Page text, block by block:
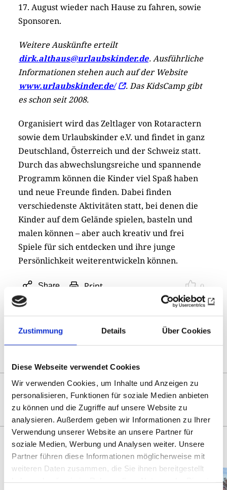
Zustimmung Details Über Cookies
Diese Webseite verwendet Cookies
Wir verwenden Cookies, um Inhalte und Anzeigen zu
personalisieren, Funktionen für soziale Medien anbieten
zu können und die Zugriffe auf unsere Website zu
analysieren. Außerdem geben wir Informationen zu Ihrer
Verwendung unserer Website an unsere Partner für
soziale Medien, Werbung und Analysen weiter. Unsere
Partner führen diese Informationen möglicherweise mit
weiteren Daten zusammen, die Sie ihnen bereitgestellt
17. August wieder nach Hause zu fahren, sowie
Sponsoren.
Weitere Auskünfte erteilt
dirk.althaus@urlaubskinder.de. Ausführliche
Informationen stehen auch auf der Website
www.urlaubskinder.de/
. Das KidsCamp gibt
es schon seit 2008.
Organisiert wird das Zeltlager von Rotaractern
sowie dem Urlaubskinder e.V. und findet in ganz
Deutschland, Österreich und der Schweiz statt.
Durch das abwechslungsreiche und spannende
Programm können die Kinder viel Spaß haben
und neue Freunde finden. Dabei finden
verschiedenste Aktivitäten statt, bei denen die
Kinder auf dem Gelände spielen, basteln und
malen können – aber auch kreativ und frei
Spiele für sich entdecken und ihre junge
Persönlichkeit weiterentwickeln können.
Share
Open
Print 0
Overview
YOU MIGHT ALSO BE
INTERESTED IN